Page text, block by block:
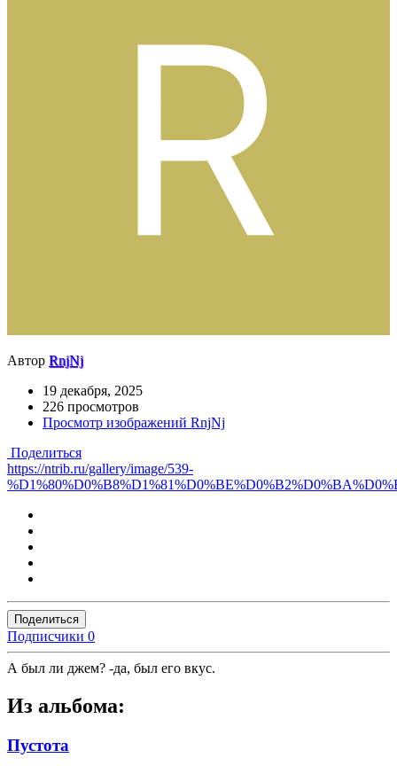
Автор RnjNj
19 декабря, 2025
226 просмотров
Просмотр изображений RnjNj
Поделиться
https://ntrib.ru/gallery/image/539-
Поделиться
Подписчики 0
А был ли джем? -да, был его вкус.
Из альбома:
Пустота